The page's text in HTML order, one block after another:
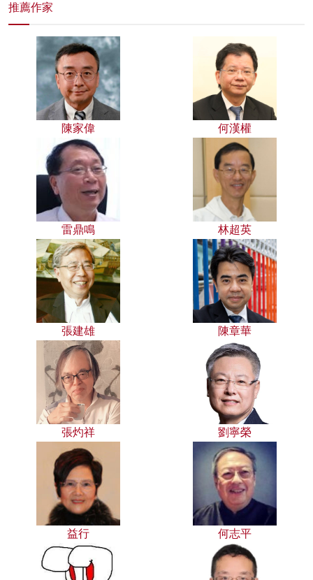
推薦作家
陳家偉 何漢權
雷鼎鳴 林超英
張建雄 陳章華
張灼祥 劉寧榮
益行 何志平